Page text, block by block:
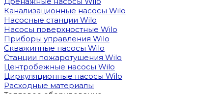
Канализационные насосы Wilo
Насосные станции Wilo
Насосы поверхностные Wilo
Приборы управления Wilo
Скважинные насосы Wilo
Станции пожаротушения Wilo
Центробежные насосы Wilo
Циркуляционные насосы Wilo
Расходные материалы